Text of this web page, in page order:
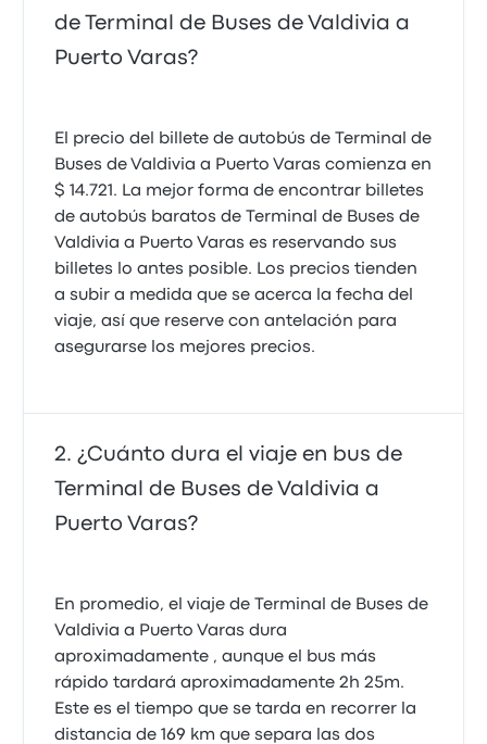
2.0 de 5 estrellas
Patricio M.
25 de agosto de 2025
5.0 de 5 estrellas
Gabriela G.
Un buen viaje
5.0 de 5 estrellas
Ines Maria C.
de Terminal de Buses de Valdivia a
Puerto Varas?
El precio del billete de autobús de Terminal de
Buses de Valdivia a Puerto Varas comienza en
$ 14.721. La mejor forma de encontrar billetes
de autobús baratos de Terminal de Buses de
Valdivia a Puerto Varas es reservando sus
billetes lo antes posible. Los precios tienden
a subir a medida que se acerca la fecha del
viaje, así que reserve con antelación para
asegurarse los mejores precios.
¿Cuánto dura el viaje en bus de
Terminal de Buses de Valdivia a
Puerto Varas?
En promedio, el viaje de Terminal de Buses de
Valdivia a Puerto Varas dura
aproximadamente , aunque el bus más
rápido tardará aproximadamente 2h 25m.
Este es el tiempo que se tarda en recorrer la
distancia de 169 km que separa las dos